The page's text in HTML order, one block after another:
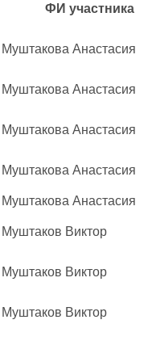
ФИ участника
Муштакова Анастасия
Муштакова Анастасия
Муштакова Анастасия
Муштакова Анастасия
Муштакова Анастасия
Муштаков Виктор
Муштаков Виктор
Муштаков Виктор